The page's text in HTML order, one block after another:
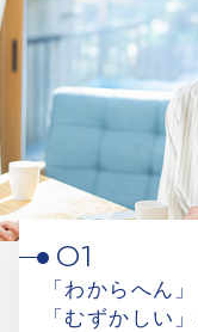
01
「わからへん
「むずかしい